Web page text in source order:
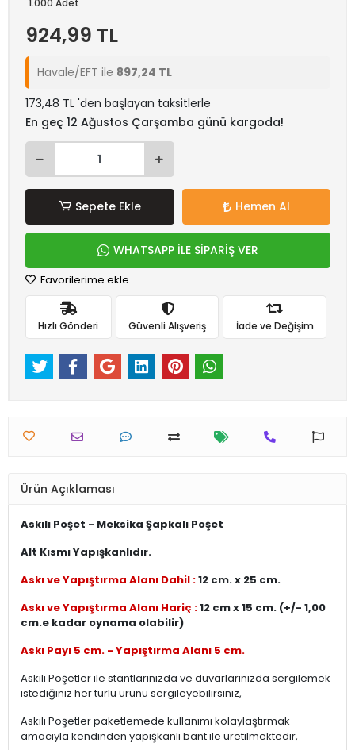
1.000 Adet
924,99 TL
Havale/EFT ile 897,24 TL
173,48 TL 'den başlayan taksitlerle
En geç 12 Ağustos Çarşamba günü kargoda!
Sepete Ekle Hemen Al
WHATSAPP İLE SİPARİŞ VER
Favorilerime ekle
Hızlı Gönderi Güvenli Alışveriş İade ve Değişim
Ürün Açıklaması
Askılı Poşet - Meksika Şapkalı Poşet
Alt Kısmı Yapışkanlıdır.
Askı ve Yapıştırma Alanı Dahil :12 cm. x 25 cm.
Askı ve Yapıştırma Alanı Hariç :12 cm x 15 cm. (+/- 1,00
cm.e kadar oynama olabilir)
Askı Payı 5 cm. - Yapıştırma Alanı 5 cm.
Askılı Poşetler ile stantlarınızda ve duvarlarınızda sergilemek
istediğiniz her türlü ürünü sergileyebilirsiniz,
Askılı Poşetler paketlemede kullanımı kolaylaştırmak
amacıyla kendinden yapışkanlı bant ile üretilmektedir,